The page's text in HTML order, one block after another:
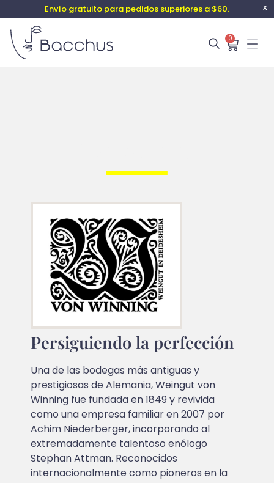
X
Envío gratuito para pedidos superiores a $60.
0
Persiguiendo la perfección
Una de las bodegas más antiguas y
prestigiosas de Alemania, Weingut von
Winning fue fundada en 1849 y revivida
como una empresa familiar en 2007 por
Achim Niederberger, incorporando al
extremadamente talentoso enólogo
Stephan Attman. Reconocidos
internacionalmente como pioneros en la